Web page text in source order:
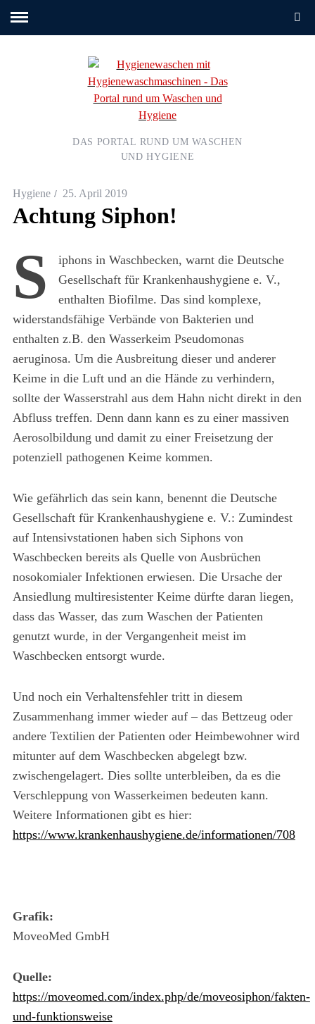
DAS PORTAL RUND UM WASCHEN
UND HYGIENE
Hygiene 25. April 2019
Achtung Siphon!
S
iphons in Waschbecken, warnt die Deutsche
Gesellschaft für Krankenhaushygiene e. V.,
enthalten Biofilme. Das sind komplexe,
widerstandsfähige Verbände von Bakterien und
enthalten z.B. den Wasserkeim Pseudomonas
aeruginosa. Um die Ausbreitung dieser und anderer
Keime in die Luft und an die Hände zu verhindern,
sollte der Wasserstrahl aus dem Hahn nicht direkt in den
Abfluss treffen. Denn dann kann es zu einer massiven
Aerosolbildung und damit zu einer Freisetzung der
potenziell pathogenen Keime kommen.
Wie gefährlich das sein kann, benennt die Deutsche
Gesellschaft für Krankenhaushygiene e. V.: Zumindest
auf Intensivstationen haben sich Siphons von
Waschbecken bereits als Quelle von Ausbrüchen
nosokomialer Infektionen erwiesen. Die Ursache der
Ansiedlung multiresistenter Keime dürfte daran liegen,
dass das Wasser, das zum Waschen der Patienten
genutzt wurde, in der Vergangenheit meist im
Waschbecken entsorgt wurde.
Und noch ein Verhaltensfehler tritt in diesem
Zusammenhang immer wieder auf – das Bettzeug oder
andere Textilien der Patienten oder Heimbewohner wird
mitunter auf dem Waschbecken abgelegt bzw.
zwischengelagert. Dies sollte unterbleiben, da es die
Verschleppung von Wasserkeimen bedeuten kann.
Weitere Informationen gibt es hier:
https://www.krankenhaushygiene.de/informationen/708
Grafik:
MoveoMed GmbH
Quelle:
https://moveomed.com/index.php/de/moveosiphon/fakten-
und-funktionsweise